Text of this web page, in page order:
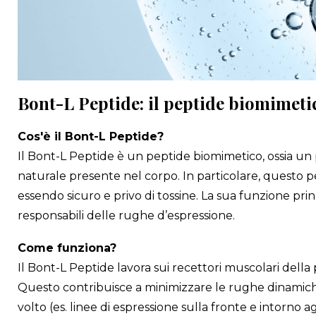
Bont-L Peptide: il peptide
Cos'è il Bont-L Peptide?
Il Bont-L Peptide è un peptide biomimetico, ossia
naturale presente nel corpo. In particolare, questo
essendo sicuro e privo di tossine. La sua funzione
responsabili delle rughe d’espressione.
Come funziona?
Il Bont-L Peptide lavora sui recettori muscolari
Questo contribuisce a minimizzare le rughe
volto (es. linee di espressione sulla fronte e intorno